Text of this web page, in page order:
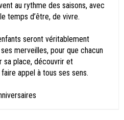
au rythme des saisons, avec
temps d’être, de vivre.
seront véritablement
merveilles, pour que chacun
sa place, découvrir et
appel à tous ses sens.